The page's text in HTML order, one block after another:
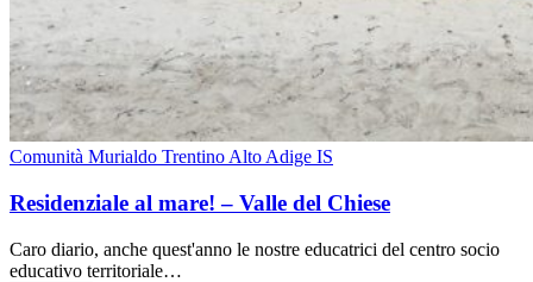
Comunità Murialdo Trentino Alto Adige IS
Residenziale al mare! – Valle del Chiese
Caro diario, anche quest'anno le nostre educatrici del centro socio
educativo territoriale…